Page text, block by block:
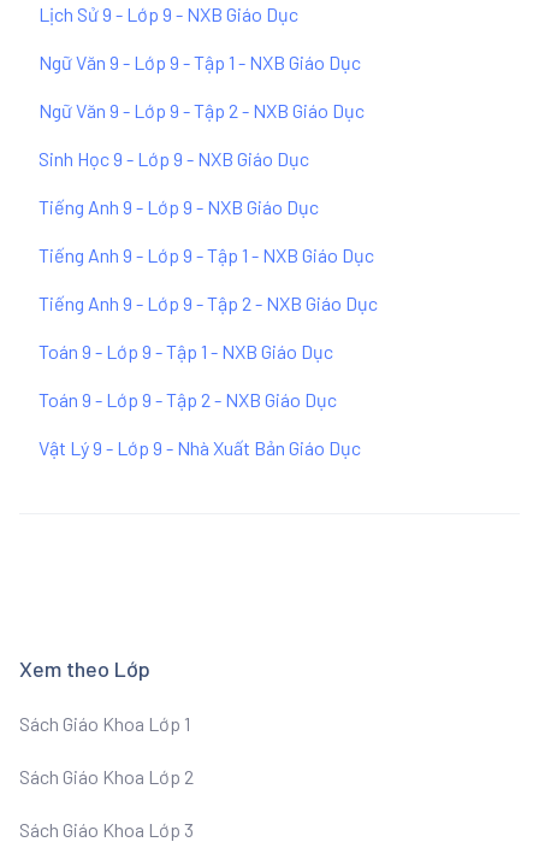
Lịch Sử 9 - Lớp 9 - NXB Giáo Dục
Ngữ Văn 9 - Lớp 9 - Tập 1 - NXB Giáo Dục
Ngữ Văn 9 - Lớp 9 - Tập 2 - NXB Giáo Dục
Sinh Học 9 - Lớp 9 - NXB Giáo Dục
Tiếng Anh 9 - Lớp 9 - NXB Giáo Dục
Tiếng Anh 9 - Lớp 9 - Tập 1 - NXB Giáo Dục
Tiếng Anh 9 - Lớp 9 - Tập 2 - NXB Giáo Dục
Toán 9 - Lớp 9 - Tập 1 - NXB Giáo Dục
Toán 9 - Lớp 9 - Tập 2 - NXB Giáo Dục
Vật Lý 9 - Lớp 9 - Nhà Xuất Bản Giáo Dục
Xem theo Lớp
Sách Giáo Khoa Lớp 1
Sách Giáo Khoa Lớp 2
Sách Giáo Khoa Lớp 3